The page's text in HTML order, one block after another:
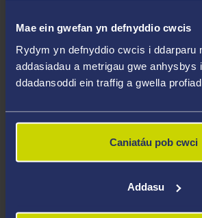
Mae ein gwefan yn defnyddio cwcis
Rydym yn defnyddio cwcis i ddarparu
addasiadau a metrigau gwe anhysbys
ddadansoddi ein traffig a gwella profiad
Caniatáu pob cwci
Addasu
'The Bad Tech Future' -
'Gumdrop Dews' - Mia
Gynradd Sirol Crossgates